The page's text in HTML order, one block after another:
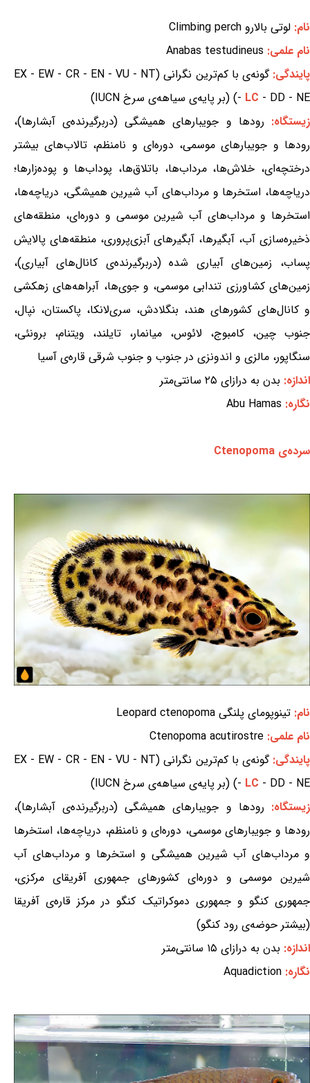
نام: لوتی بالارو Climbing perch
نام علمی: Anabas testudineus
پایندگی:
گونه‌ی با کم‌ترین نگرانی (EX - EW - CR - EN - VU - NT
- LC - DD - NE) (بر پایه‌ی سیاهه‌ی سرخ IUCN)
زیستگاه: رودها و جویبارهای همیشگی (دربرگیرنده‌ی آبشارها)،
رودها و جویبارهای موسمی، دوره‌ای و نامنظم، تالاب‌های بیشتر
درختچه‌ای، خلاش‌ها، مرداب‌ها، باتلاق‌ها، پوداب‌ها و پوده‌زارها؛
دریاچه‌ها، استخرها و مرداب‌های آب شیرین همیشگی، دریاچه‌ها،
استخرها و مرداب‌های آب شیرین موسمی و دوره‌ای، منطقه‌های
ذخیره‌سازی آب، آبگیرها، آبگیرهای آبزی‌پروری، منطقه‌های پالایش
پساب، زمین‌های آبیاری شده (دربرگیرنده‌ی کانال‌های آبیاری)،
زمین‌های کشاورزی تندابی موسمی، و جوی‌ها، آبراهه‌های زهکشی
و کانال‌های کشورهای هند، بنگلادش، سری‌لانکا، پاکستان، نپال،
جنوب چین، کامبوج، لائوس، میانمار، تایلند، ویتنام، برونئی،
سنگاپور، مالزی و اندونزی در جنوب و جنوب شرقی قاره‌ی آسیا
اندازه: بدن به درازای ۲۵ سانتی‌متر
نگاره: Abu Hamas
سرده‌ی Ctenopoma
نام: تینوپومای پلنگی Leopard ctenopoma
نام علمی: Ctenopoma acutirostre
پایندگی:
گونه‌ی با کم‌ترین نگرانی (EX - EW - CR - EN - VU - NT
- LC - DD - NE) (بر پایه‌ی سیاهه‌ی سرخ IUCN)
زیستگاه: رودها و جویبارهای همیشگی (دربرگیرنده‌ی آبشارها)،
رودها و جویبارهای موسمی، دوره‌ای و نامنظم، دریاچه‌ها، استخرها
و مرداب‌های آب شیرین همیشگی و استخرها و مرداب‌های آب
شیرین موسمی و دوره‌ای کشورهای جمهوری آفریقای مرکزی،
جمهوری کنگو و جمهوری دموکراتیک کنگو در مرکز قاره‌ی آفریقا
(بیشتر حوضه‌ی رود کنگو)
اندازه: بدن به درازای ۱۵ سانتی‌متر
نگاره: Aquadiction